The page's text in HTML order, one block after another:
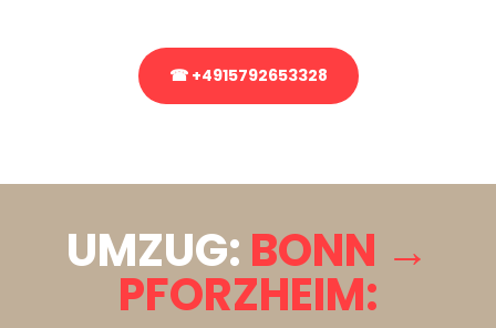
☎ +4915792653328
UMZUG: BONN →
PFORZHEIM: